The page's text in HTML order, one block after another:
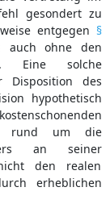
gesondert zu
entgegen §
auch ohne den
Eine solche
Disposition des
hypothetisch
rund um die
an seiner
den realen
erheblichen